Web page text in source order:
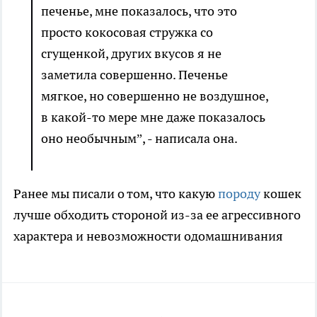
печенье, мне показалось, что это
просто кокосовая стружка со
сгущенкой, других вкусов я не
заметила совершенно. Печенье
мягкое, но совершенно не воздушное,
в какой-то мере мне даже показалось
оно необычным”, - написала она.
Ранее мы писали о том, что какуюпородукошек
лучше обходить стороной из-за ее агрессивного
характера и невозможности одомашнивания